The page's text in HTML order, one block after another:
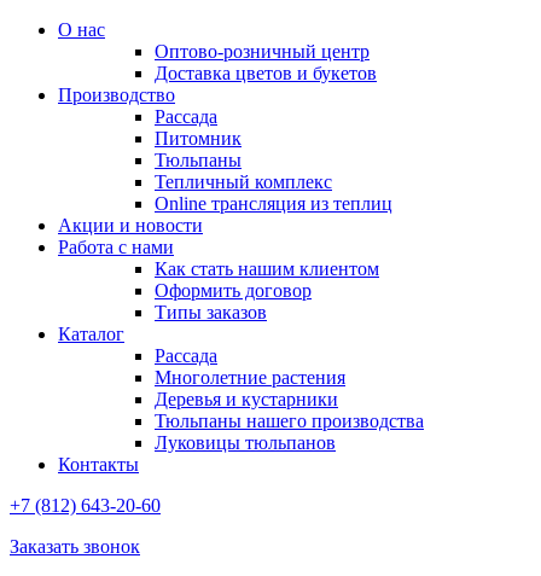
О нас
Оптово-розничный центр
Доставка цветов и букетов
Производство
Рассада
Питомник
Тюльпаны
Тепличный комплекс
Online трансляция из теплиц
Акции и новости
Работа с нами
Как стать нашим клиентом
Оформить договор
Типы заказов
Каталог
Рассада
Многолетние растения
Деревья и кустарники
Тюльпаны нашего производства
Луковицы тюльпанов
Контакты
+7 (812) 643-20-60
Заказать звонок